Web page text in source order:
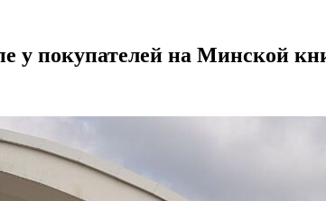
у покупателей на Минской